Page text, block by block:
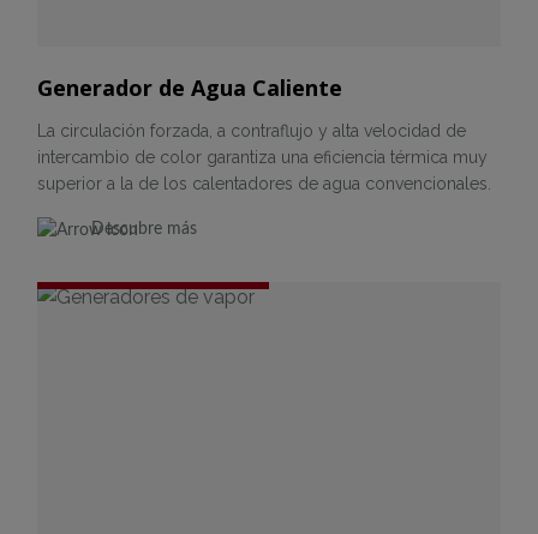
Generador de Agua Caliente
La circulación forzada, a contraflujo y alta velocidad de
intercambio de color garantiza una eficiencia térmica muy
superior a la de los calentadores de agua convencionales.
Descubre más